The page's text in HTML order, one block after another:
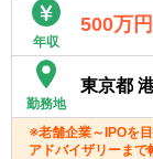
年収
500万
勤務地
東京都
※老舗企業～IPOを
アドバイザリーまで